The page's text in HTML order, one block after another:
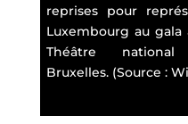
reprises pour
Luxembourg au
Théâtre
Bruxelles. (Source :